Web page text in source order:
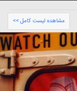
مشاهده لیست کامل >>